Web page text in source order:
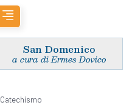
San Domenico
a cura di Ermes Dovico
Catechismo